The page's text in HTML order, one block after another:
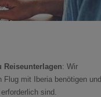
Reiseunterlagen: Wir
Flug mit Iberia benötigen und
sind.